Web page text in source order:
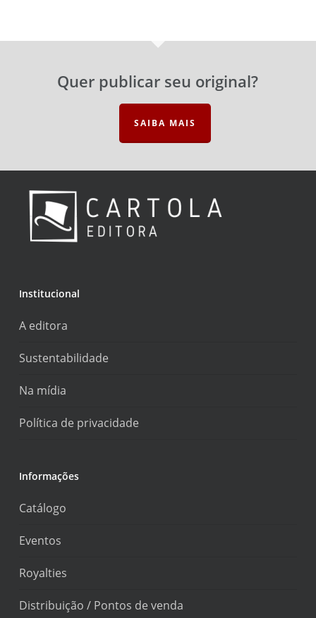
Quer publicar seu original?
SAIBA MAIS
Institucional
A editora
Sustentabilidade
Na mídia
Política de privacidade
Informações
Catálogo
Eventos
Royalties
Distribuição / Pontos de venda